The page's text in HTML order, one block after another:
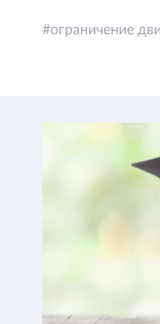
ограничение